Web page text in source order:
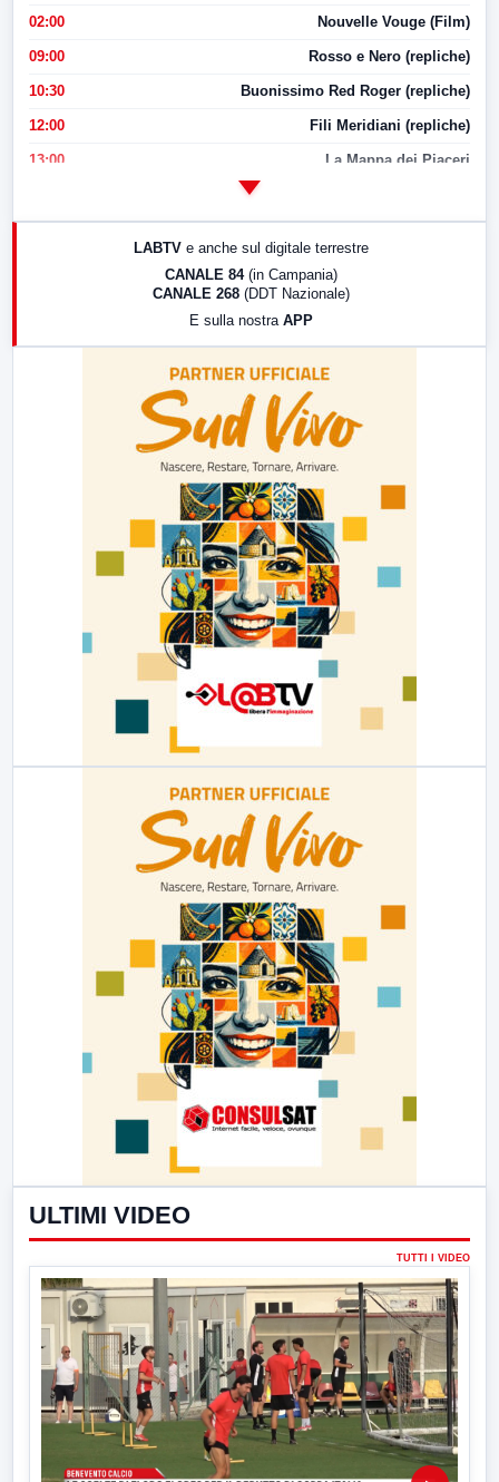
02:00 Nouvelle Vouge (Film)
09:00 Rosso e Nero (repliche)
10:30 Buonissimo Red Roger (repliche)
12:00 Fili Meridiani (repliche)
13:00 La Mappa dei Piaceri
LABTV e anche sul digitale terrestre
CANALE 84 (in Campania)
CANALE 268 (DDT Nazionale)
E sulla nostra APP
ULTIMI VIDEO
TUTTI I VIDEO